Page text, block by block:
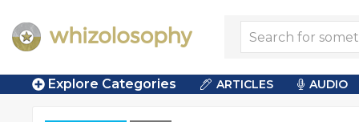
Explore Categories ARTICLES AUDIO